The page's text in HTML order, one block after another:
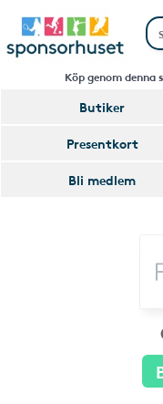
Köp genom
Butiker
Presentkort
Bli medlem